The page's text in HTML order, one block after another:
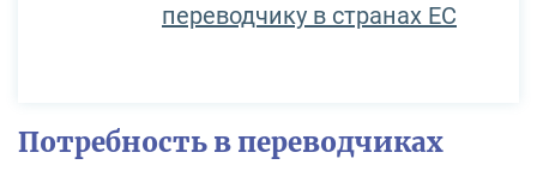
переводчику в странах ЕС
Потребность в переводчиках